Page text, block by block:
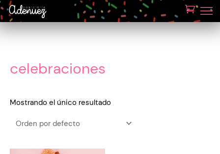
celebraciones
Mostrando el único resultado